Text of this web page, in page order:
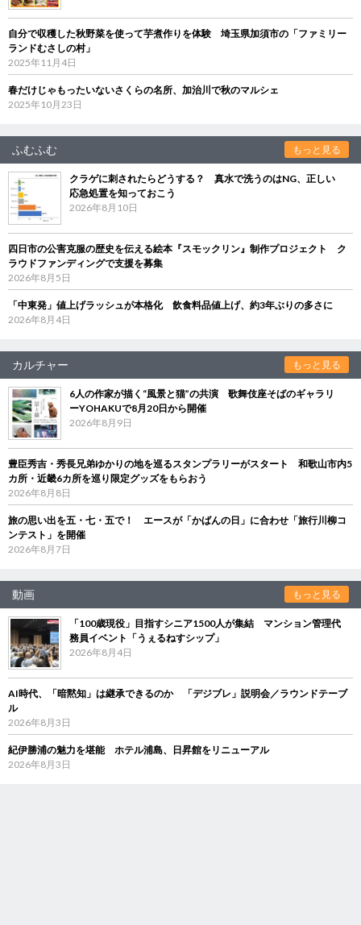
自分で収穫した秋野菜を使って芋煮作りを体験 埼玉県加須市の「ファミリー
ランドむさしの村」
2025年11月4日
春だけじゃもったいないさくらの名所、加治川で秋のマルシェ
2025年10月23日
ふむふむ もっと見る
クラゲに刺されたらどうする？ 真水で洗うのはNG、正しい
応急処置を知っておこう
2026年8月10日
四日市の公害克服の歴史を伝える絵本『スモックリン』制作プロジェクト ク
ラウドファンディングで支援を募集
2026年8月5日
「中東発」値上げラッシュが本格化 飲食料品値上げ、約3年ぶりの多さに
2026年8月4日
カルチャー もっと見る
6人の作家が描く“風景と猫”の共演 歌舞伎座そばのギャラリ
ーYOHAKUで8月20日から開催
2026年8月9日
豊臣秀吉・秀長兄弟ゆかりの地を巡るスタンプラリーがスタート 和歌山市内5
カ所・近畿6カ所を巡り限定グッズをもらおう
2026年8月8日
旅の思い出を五・七・五で！ エースが「かばんの日」に合わせ「旅行川柳コ
ンテスト」を開催
2026年8月7日
動画 もっと見る
「100歳現役」目指すシニア1500人が集結 マンション管理代
務員イベント「うぇるねすシップ」
2026年8月4日
AI時代、「暗黙知」は継承できるのか 「デジブレ」説明会／ラウンドテーブ
ル
2026年8月3日
紀伊勝浦の魅力を堪能 ホテル浦島、日昇館をリニューアル
2026年8月3日